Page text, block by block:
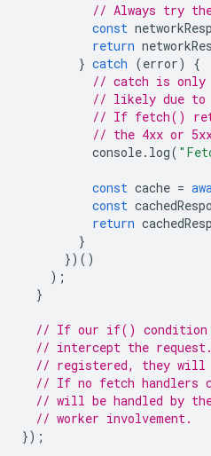
// Always try
const
return
} catch (error)
{
// catch is only
// likely due to
// If fetch()
// the 4xx or
console. log(
const cache =
const
return
}
})()
);
}
// If our if() condition
// intercept the
// registered, they will
// If no fetch handlers
// will be handled by
// worker involvement.
});